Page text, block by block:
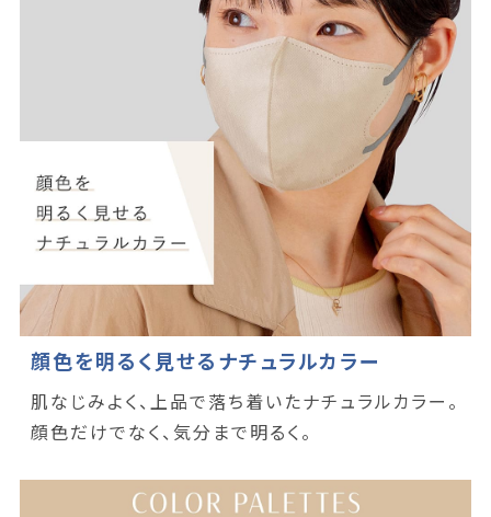
顔色を明るく見せるナチュラルカラー
肌なじみよく、上品で落ち着いたナチュラルカラー。
顔色だけでなく、気分まで明るく。